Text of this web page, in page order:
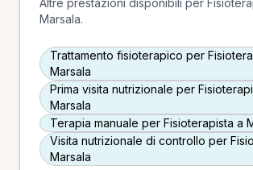
Altre prestazioni disponibili per
Marsala.
Trattamento fisioterapico per
Marsala
Prima visita nutrizionale per
Marsala
Terapia manuale per Fisioterapista a
Visita nutrizionale di controllo per
Marsala